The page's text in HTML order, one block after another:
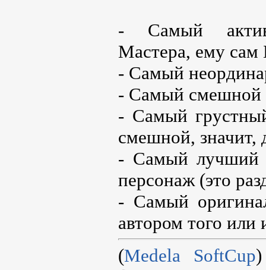
- Самый
Мастера, ему сам
- Самый
- Самый смешной
- Самый
смешной, значит,
- Самый лучший
персонаж (это
- Самый
автором того или
(Medela SoftCup